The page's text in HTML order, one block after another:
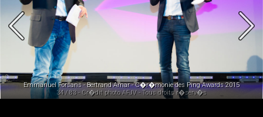
2015Emmanuel Forsans - Bertrand Amar - C�r�monie des Ping Awards 2015
34 / 83 - Cr�dit photo AFJV - Tous droits r�serv�s